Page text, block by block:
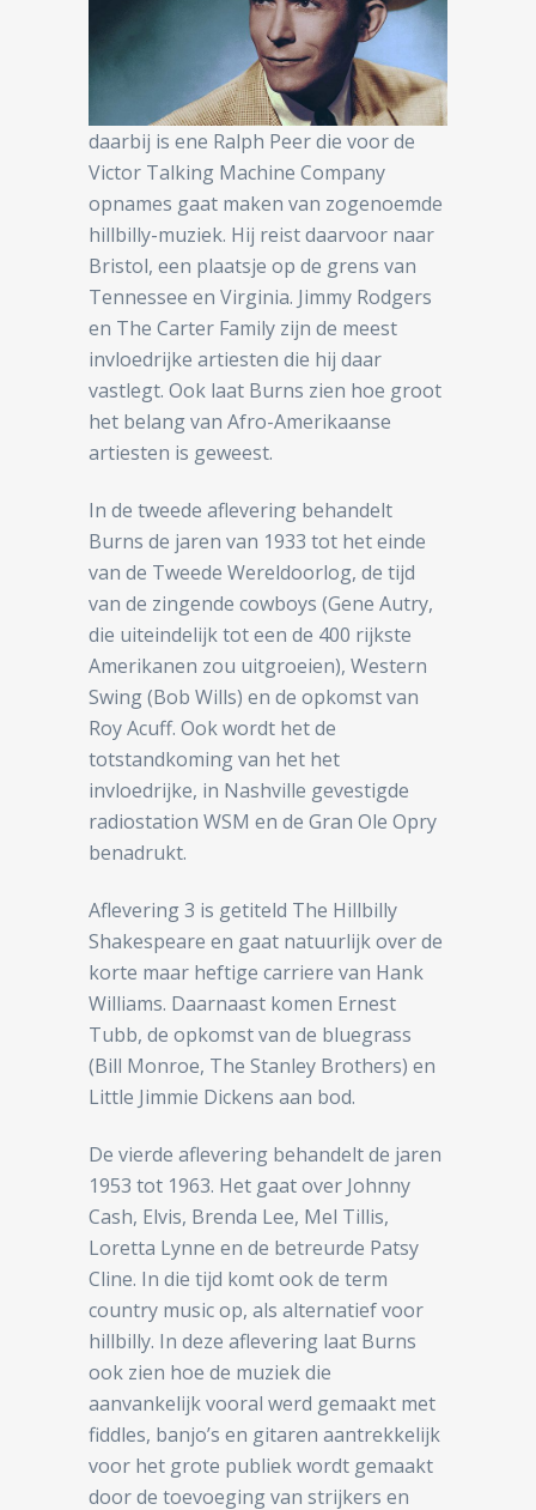
daarbij is ene Ralph Peer die voor de
Victor Talking Machine Company
opnames gaat maken van zogenoemde
hillbilly-muziek. Hij reist daarvoor naar
Bristol, een plaatsje op de grens van
Tennessee en Virginia. Jimmy Rodgers
en The Carter Family zijn de meest
invloedrijke artiesten die hij daar
vastlegt. Ook laat Burns zien hoe groot
het belang van Afro-Amerikaanse
artiesten is geweest.
In de tweede aflevering behandelt
Burns de jaren van 1933 tot het einde
van de Tweede Wereldoorlog, de tijd
van de zingende cowboys (Gene Autry,
die uiteindelijk tot een de 400 rijkste
Amerikanen zou uitgroeien), Western
Swing (Bob Wills) en de opkomst van
Roy Acuff. Ook wordt het de
totstandkoming van het het
invloedrijke, in Nashville gevestigde
radiostation WSM en de Gran Ole Opry
benadrukt.
Aflevering 3 is getiteld The Hillbilly
Shakespeare en gaat natuurlijk over de
korte maar heftige carriere van Hank
Williams. Daarnaast komen Ernest
Tubb, de opkomst van de bluegrass
(Bill Monroe, The Stanley Brothers) en
Little Jimmie Dickens aan bod.
De vierde aflevering behandelt de jaren
1953 tot 1963. Het gaat over Johnny
Cash, Elvis, Brenda Lee, Mel Tillis,
Loretta Lynne en de betreurde Patsy
Cline. In die tijd komt ook de term
country music op, als alternatief voor
hillbilly. In deze aflevering laat Burns
ook zien hoe de muziek die
aanvankelijk vooral werd gemaakt met
fiddles, banjo’s en gitaren aantrekkelijk
voor het grote publiek wordt gemaakt
door de toevoeging van strijkers en